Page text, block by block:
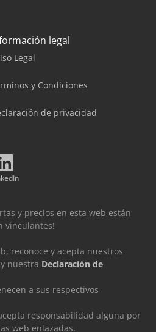
legal
Legal
y Condiciones
de privacidad
y precios en esta web están
vinculantes!
reconoce y acepta nuestros
y nuestra Declaración de
a sus respectivos
responsabilidad alguna por
web enlazadas.